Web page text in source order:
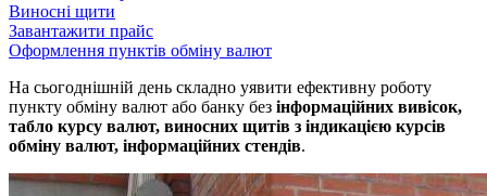
Виносні щити
Завантажити прайс
Оформлення пунктів обміну валют
На сьогоднішній день складно уявити ефективну роботу
пункту обміну валют або банку без інформаційних вивісок,
табло курсу валют, виносних щитів з індикацією курсів
обміну валют, інформаційних стендів.